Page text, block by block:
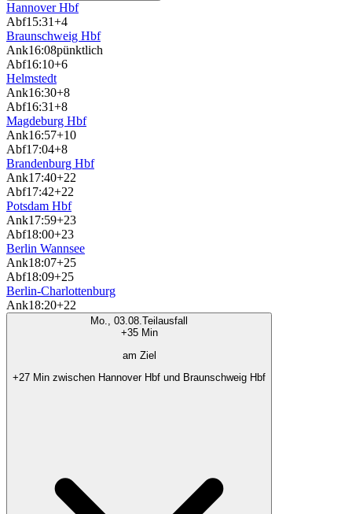
Hannover Hbf
Abf15:31+4
Braunschweig Hbf
Ank16:08pünktlich
Abf16:10+6
Helmstedt
Ank16:30+8
Abf16:31+8
Magdeburg Hbf
Ank16:57+10
Abf17:04+8
Brandenburg Hbf
Ank17:40+22
Abf17:42+22
Potsdam Hbf
Ank17:59+23
Abf18:00+23
Berlin Wannsee
Ank18:07+25
Abf18:09+25
Berlin-Charlottenburg
Ank18:20+22
Mo., 03.08.Teilausfall
+35 Min
am Ziel
+27 Min zwischen Hannover Hbf und Braunschweig Hbf